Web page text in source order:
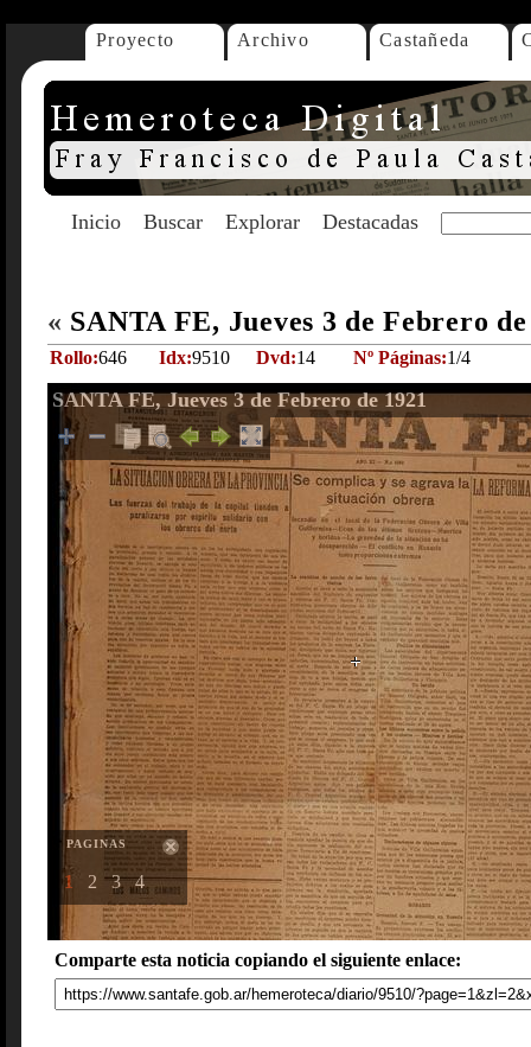
Proyecto Archivo Castañeda
Inicio Buscar Explorar Destacadas
« SANTA FE, Jueves 3 de Febrero
Rollo:646 Idx:9510 Dvd:14 Nº Páginas:1/4
SANTA FE, Jueves 3 de Febrero de 1921
PAGINAS
1 2 3 4
Comparte esta noticia copiando el siguiente enlace: